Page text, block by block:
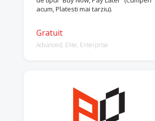
acum, Platesti mai tarziu).
Gratuit
Advanced, Elite, Enterprise